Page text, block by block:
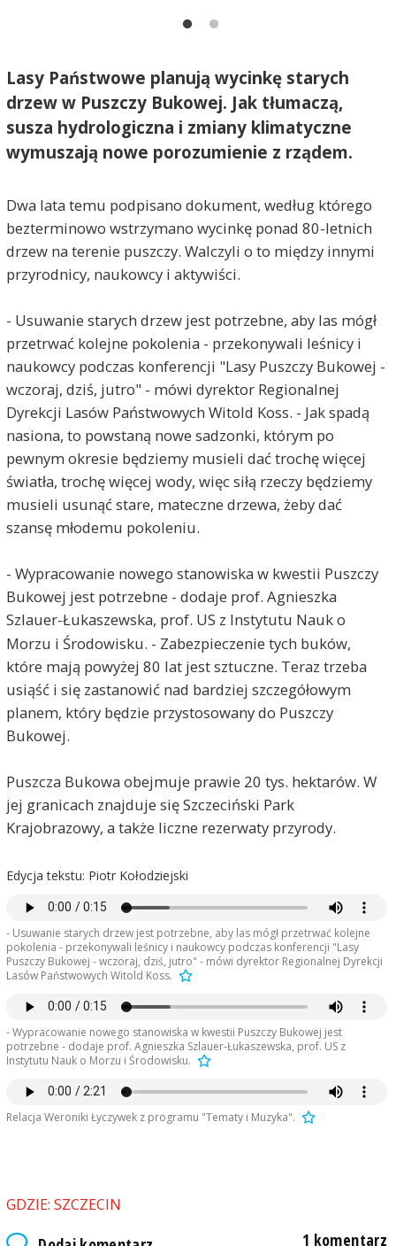
Lasy Państwowe planują wycinkę starych
drzew w Puszczy Bukowej. Jak tłumaczą,
susza hydrologiczna i zmiany klimatyczne
wymuszają nowe porozumienie z rządem.
Dwa lata temu podpisano dokument, według którego
bezterminowo wstrzymano wycinkę ponad 80-letnich
drzew na terenie puszczy. Walczyli o to między innymi
przyrodnicy, naukowcy i aktywiści.
- Usuwanie starych drzew jest potrzebne, aby las mógł
przetrwać kolejne pokolenia - przekonywali leśnicy i
naukowcy podczas konferencji "Lasy Puszczy Bukowej -
wczoraj, dziś, jutro" - mówi dyrektor Regionalnej
Dyrekcji Lasów Państwowych Witold Koss. - Jak spadą
nasiona, to powstaną nowe sadzonki, którym po
pewnym okresie będziemy musieli dać trochę więcej
światła, trochę więcej wody, więc siłą rzeczy będziemy
musieli usunąć stare, mateczne drzewa, żeby dać
szansę młodemu pokoleniu.
- Wypracowanie nowego stanowiska w kwestii Puszczy
Bukowej jest potrzebne - dodaje prof. Agnieszka
Szlauer-Łukaszewska, prof. US z Instytutu Nauk o
Morzu i Środowisku. - Zabezpieczenie tych buków,
które mają powyżej 80 lat jest sztuczne. Teraz trzeba
usiąść i się zastanowić nad bardziej szczegółowym
planem, który będzie przystosowany do Puszczy
Bukowej.
Puszcza Bukowa obejmuje prawie 20 tys. hektarów. W
jej granicach znajduje się Szczeciński Park
Krajobrazowy, a także liczne rezerwaty przyrody.
Edycja tekstu: Piotr Kołodziejski
- Usuwanie starych drzew jest potrzebne, aby las mógł przetrwać kolejne
pokolenia - przekonywali leśnicy i naukowcy podczas konferencji "Lasy
Puszczy Bukowej - wczoraj, dziś, jutro" - mówi dyrektor Regionalnej Dyrekcji
Lasów Państwowych Witold Koss.
- Wypracowanie nowego stanowiska w kwestii Puszczy Bukowej jest
potrzebne - dodaje prof. Agnieszka Szlauer-Łukaszewska, prof. US z
Instytutu Nauk o Morzu i Środowisku.
Relacja Weroniki Łyczywek z programu "Tematy i Muzyka".
GDZIE: SZCZECIN
1 komentarz